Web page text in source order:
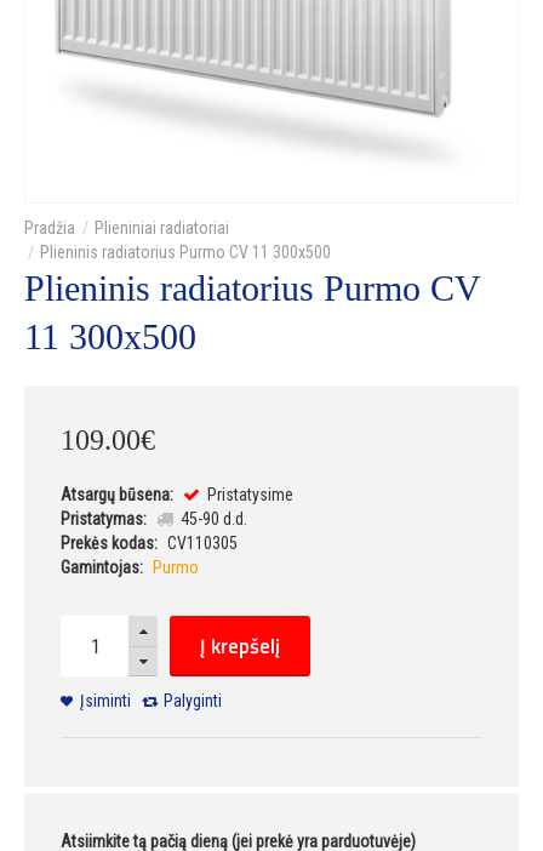
Plieniniai radiatoriai
Plieninis radiatorius Purmo CV 11 300x500
Plieninis radiatorius Purmo CV
11 300x500
109.00€
Atsargų būsena:
Pristatysime
Pristatymas:
45-90 d.d.
Prekės kodas: CV110305
Gamintojas:
Purmo
Į krepšelį
Įsiminti Palyginti
Atsiimkite tą pačią dieną (jei prekė yra parduotuvėje)